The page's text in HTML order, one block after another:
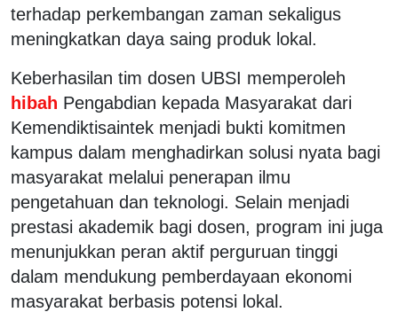
terhadap perkembangan zaman sekaligus
meningkatkan daya saing produk lokal.
Keberhasilan tim dosen UBSI memperoleh
hibah Pengabdian kepada Masyarakat dari
Kemendiktisaintek menjadi bukti komitmen
kampus dalam menghadirkan solusi nyata bagi
masyarakat melalui penerapan ilmu
pengetahuan dan teknologi. Selain menjadi
prestasi akademik bagi dosen, program ini juga
menunjukkan peran aktif perguruan tinggi
dalam mendukung pemberdayaan ekonomi
masyarakat berbasis potensi lokal.